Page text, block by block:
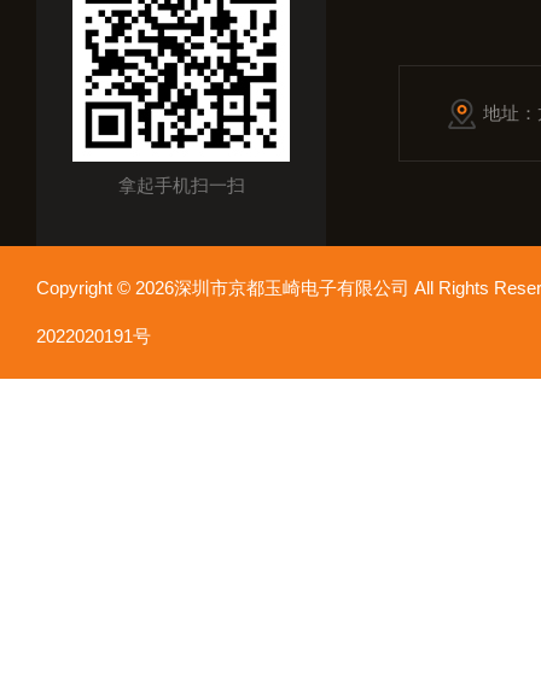
拿起手机扫一扫
地址
Copyright © 2026深圳市京都玉崎电子有限公司 All Rights
2022020191号